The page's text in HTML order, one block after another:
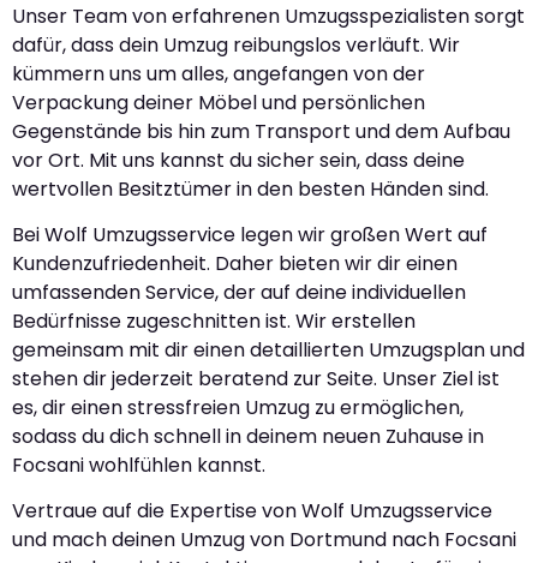
Unser Team von erfahrenen Umzugsspezialisten sorgt
dafür, dass dein Umzug reibungslos verläuft. Wir
kümmern uns um alles, angefangen von der
Verpackung deiner Möbel und persönlichen
Gegenstände bis hin zum Transport und dem Aufbau
vor Ort. Mit uns kannst du sicher sein, dass deine
wertvollen Besitztümer in den besten Händen sind.
Bei Wolf Umzugsservice legen wir großen Wert auf
Kundenzufriedenheit. Daher bieten wir dir einen
umfassenden Service, der auf deine individuellen
Bedürfnisse zugeschnitten ist. Wir erstellen
gemeinsam mit dir einen detaillierten Umzugsplan und
stehen dir jederzeit beratend zur Seite. Unser Ziel ist
es, dir einen stressfreien Umzug zu ermöglichen,
sodass du dich schnell in deinem neuen Zuhause in
Focsani wohlfühlen kannst.
Vertraue auf die Expertise von Wolf Umzugsservice
und mach deinen Umzug von Dortmund nach Focsani